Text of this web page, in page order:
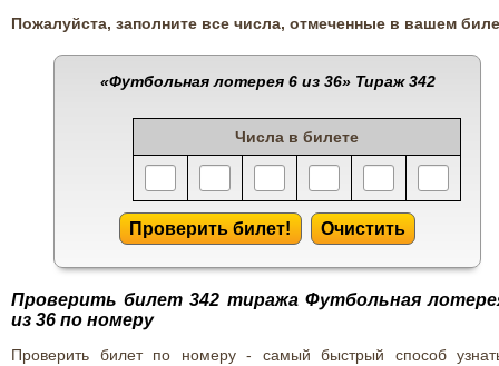
Пожалуйста, заполните все числа, отмеченные в вашем
«Футбольная лотерея 6 из 36» Тираж 342
Числа в билете
Проверить билет! Очистить
Проверить билет 342 тиража Футбольная
из 36 по номеру
Проверить билет по номеру - самый быстрый способ